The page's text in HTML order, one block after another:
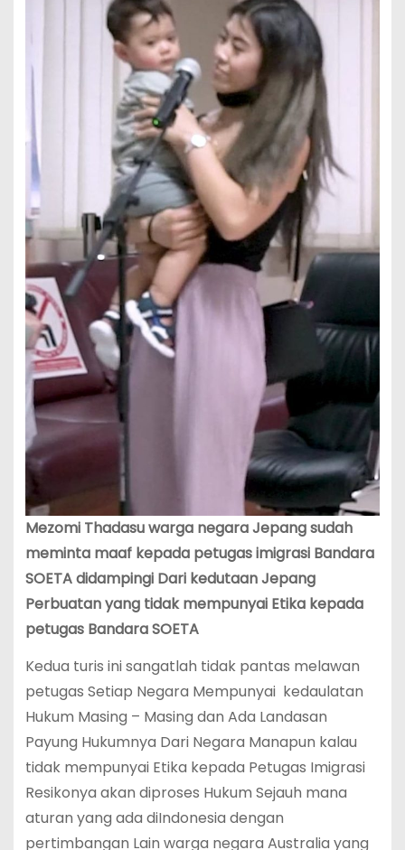
Mezomi Thadasu warga negara Jepang sudah
meminta maaf kepada petugas imigrasi Bandara
SOETA didampingi Dari kedutaan Jepang
Perbuatan yang tidak mempunyai Etika kepada
petugas Bandara SOETA
Kedua turis ini sangatlah tidak pantas melawan
petugas Setiap Negara Mempunyai kedaulatan
Hukum Masing – Masing dan Ada Landasan
Payung Hukumnya Dari Negara Manapun kalau
tidak mempunyai Etika kepada Petugas Imigrasi
Resikonya akan diproses Hukum Sejauh mana
aturan yang ada diIndonesia dengan
pertimbangan Lain warga negara Australia yang